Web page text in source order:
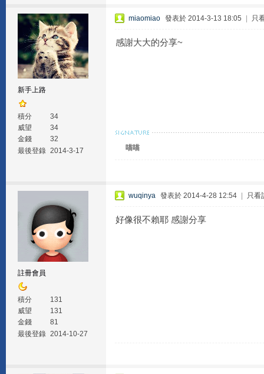
新手上路
積分
34
威望
34
金錢
32
最後登錄 2014-3-17
miaomiao 發表於 2014-3-13 18:05 只
感謝大大的分享~
喵喵
註冊會員
積分
131
威望
131
金錢
81
最後登錄 2014-10-27
wuqinya 發表於 2014-4-28 12:54 只看
好像很不賴耶 感謝分享